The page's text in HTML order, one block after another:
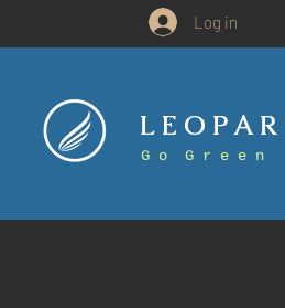
Log in
L E O P A R
G o G r e e n